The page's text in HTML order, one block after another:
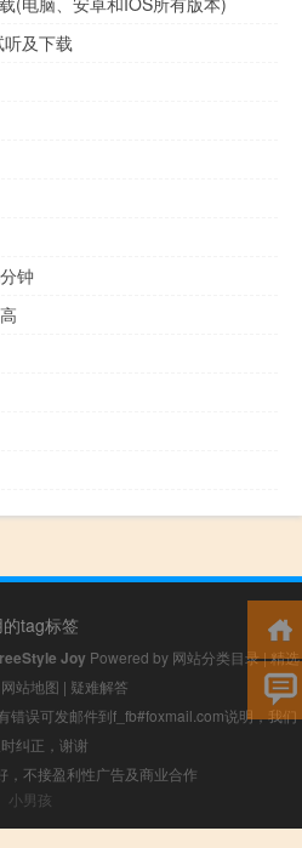
及下载
钟
tag标签
Joy Powered by 网站分类目录|精选
网站地图 | 疑难解答
错误可发邮件到f_fb#foxmail.com说明，我们
纠正，谢谢
，不接盈利性广告及商业合作
小男孩